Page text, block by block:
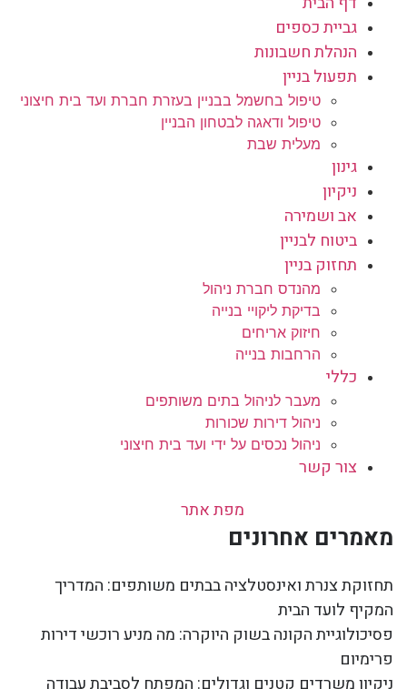
גביית כספים
הנהלת חשבונות
תפעול בניין
טיפול בחשמל בבניין בעזרת חברת ועד בית חיצוני
טיפול ודאגה לבטחון הבניין
מעלית שבת
גינון
ניקיון
אב ושמירה
ביטוח לבניין
תחזוק בניין
מהנדס חברת ניהול
בדיקת ליקויי בנייה
חיזוק אריחים
הרחבות בנייה
כללי
מעבר לניהול בתים משותפים
ניהול דירות שכורות
ניהול נכסים על ידי ועד בית חיצוני
צור קשר
מפת אתר
מאמרים אחרונים
תחזוקת צנרת ואינסטלציה בבתים משותפים: המדריך
המקיף לועד הבית
פסיכולוגיית הקונה בשוק היוקרה: מה מניע רוכשי דירות
פרימיום
ניקיון משרדים קטנים וגדולים: המפתח לסביבת עבודה